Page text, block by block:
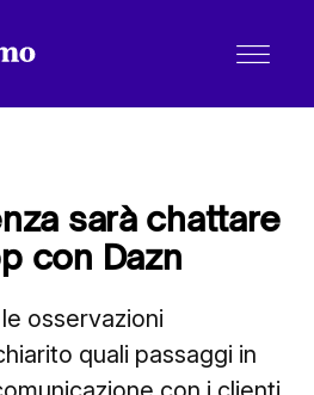
sarà chattare
con Dazn
osservazioni
quali passaggi in